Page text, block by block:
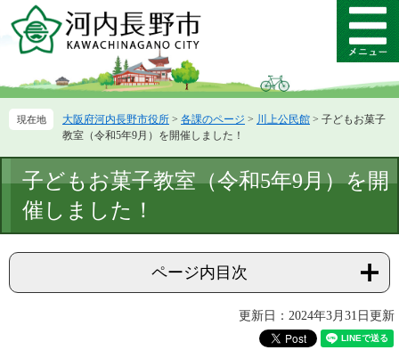
ー
先
ニ
を
て
メ
ニ
ー
大阪府河内長野市役所 > 各課のページ > 川上公民館 > 子どもお菓子
教室（令和5年9月）を開催しました！
文
子どもお菓子教室（令和5年9月）を開
催しました！
ページ内目次
更新日：2024年3月31日更新